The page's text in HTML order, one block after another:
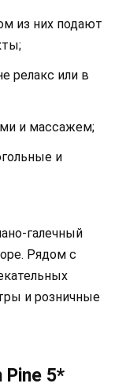
из них подают
релакс или в
и массажем;
и
галечный
Рядом с
и розничные
5*